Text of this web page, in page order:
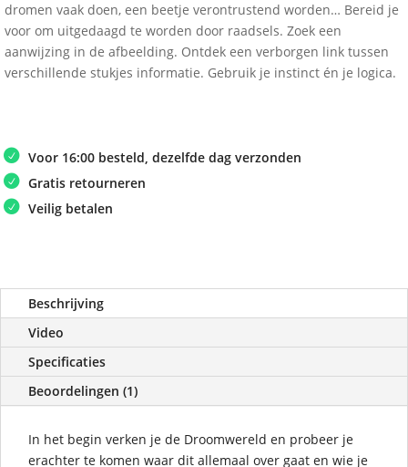
dromen vaak doen, een beetje verontrustend worden… Bereid je
voor om uitgedaagd te worden door raadsels. Zoek een
aanwijzing in de afbeelding. Ontdek een verborgen link tussen
verschillende stukjes informatie. Gebruik je instinct én je logica.
Voor 16:00 besteld, dezelfde dag verzonden
Gratis retourneren
Veilig betalen
Beschrijving
Video
Specificaties
Beoordelingen (1)
In het begin verken je de Droomwereld en probeer je
erachter te komen waar dit allemaal over gaat en wie je